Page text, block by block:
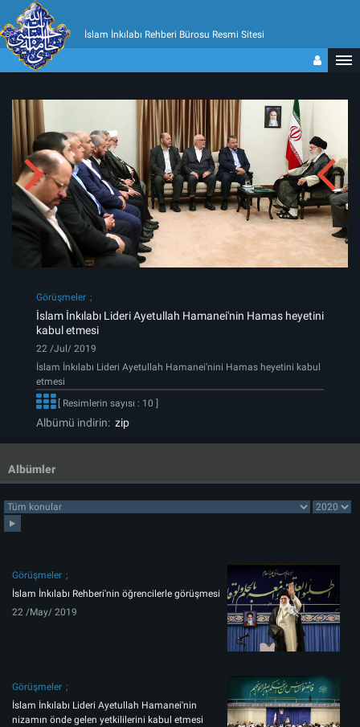
İslam İnkılabı Rehberi Bürosu Resmi Sitesi
Görüşmeler
İslam İnkılabı Lideri Ayetullah Hamanei'nin Hamas heyetini
kabul etmesi
22 /Jul/ 2019
İslam İnkılabı Lideri Ayetullah Hamanei'nini Hamas heyetini kabul
etmesi
[ Resimlerin sayısı : 10 ]
Albümü indirin: zip
Albümler
Görüşmeler
İslam İnkılabı Rehberi'nin öğrencilerle görüşmesi
22 /May/ 2019
Görüşmeler
İslam İnkılabı Lideri Ayetullah Hamanei'nin
nizamın önde gelen yetkililerini kabul etmesi